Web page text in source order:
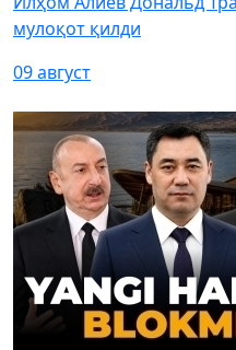
мулоқот қилди
09 август